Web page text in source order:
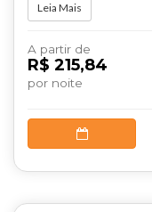
Leia Mais
A partir de
R$ 215,84
por noite